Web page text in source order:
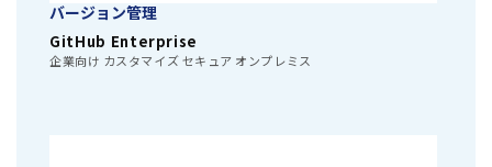
バージョン管理
GitHub Enterprise
企業向け カスタマイズ セキュア オンプレミス